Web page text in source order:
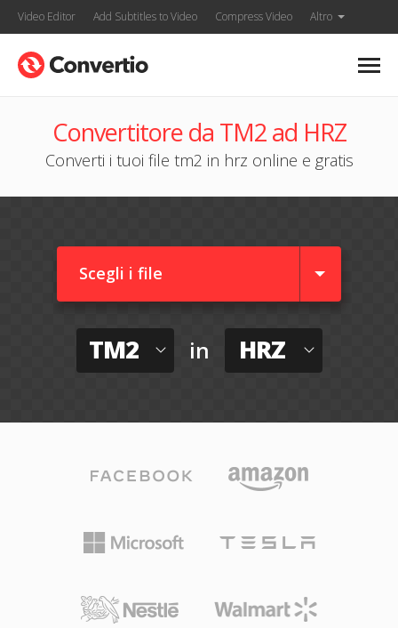
Video Editor Add Subtitles to Video Compress Video Altro
Convertitore da TM2 ad HRZ
Converti i tuoi file tm2 in hrz online e gratis
Scegli i file
TM2 in HRZ